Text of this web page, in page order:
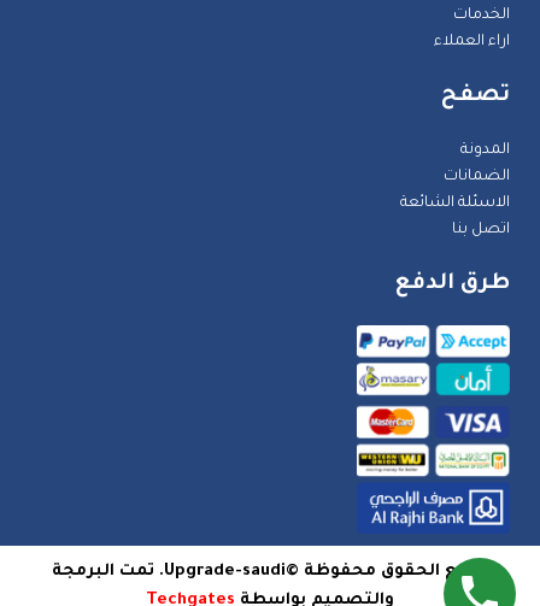
الخدمات
اراء العملاء
تصفح
المدونة
الضمانات
الاسئلة الشائعة
اتصل بنا
طرق الدفع
جميع الحقوق محفوظة ©Upgrade-saudi. تمت البرمجة
والتصميم بواسطة Techgates